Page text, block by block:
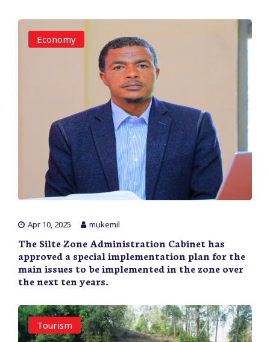
Economy
Apr 10, 2025 mukemil
The Silte Zone Administration Cabinet has
approved a special implementation plan for the
main issues to be implemented in the zone over
the next ten years.
Tourism